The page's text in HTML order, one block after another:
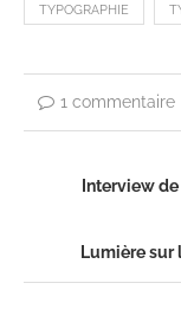
TYPOGRAPHIE
1 commentaire
Interview
Lumière sur